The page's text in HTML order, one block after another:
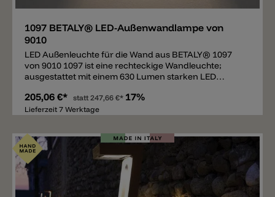
1097 BETALY® LED-Außenwandlampe von
9010
LED Außenleuchte für die Wand aus BETALY® 1097
von 9010 1097 ist eine rechteckige Wandleuchte;
ausgestattet mit einem 630 Lumen starken LED
aus BETALY® gefertigte Außenleuchte hat einen IP65
Schutz und ist erhältlich in den folgenden Farben:
205,06 €* statt247,66 €* 17%
Lieferzeit 7 Werktage